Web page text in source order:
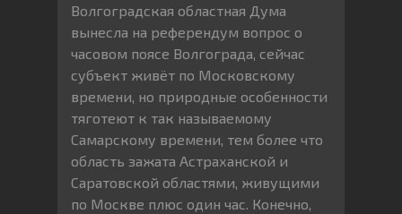
Волгоградская областная Дума
вынесла на референдум вопрос о
часовом поясе Волгограда, сейчас
субъект живёт по Московскому
времени, но природные особенности
тяготеют к так называемому
Самарскому времени, тем более что
область зажата Астраханской и
Саратовской областями, живущими
по Москве плюс один час. Конечно,